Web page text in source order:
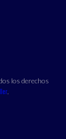
los derechos
.